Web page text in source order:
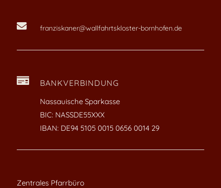
 franziskaner@wallfahrtskloster-bornhofen.de
 BANKVERBINDUNG
Nassauische Sparkasse
BIC: NASSDE55XXX
IBAN: DE94 5105 0015 0656 0014 29
Zentrales Pfarrbüro